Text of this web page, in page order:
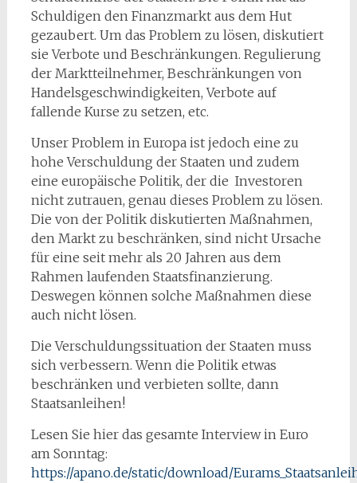
Schuldigen den Finanzmarkt aus dem Hut
gezaubert. Um das Problem zu lösen, diskutiert
sie Verbote und Beschränkungen. Regulierung
der Marktteilnehmer, Beschränkungen von
Handelsgeschwindigkeiten, Verbote auf
fallende Kurse zu setzen, etc.
Unser Problem in Europa ist jedoch eine zu
hohe Verschuldung der Staaten und zudem
eine europäische Politik, der die Investoren
nicht zutrauen, genau dieses Problem zu lösen.
Die von der Politik diskutierten Maßnahmen,
den Markt zu beschränken, sind nicht Ursache
für eine seit mehr als 20 Jahren aus dem
Rahmen laufenden Staatsfinanzierung.
Deswegen können solche Maßnahmen diese
auch nicht lösen.
Die Verschuldungssituation der Staaten muss
sich verbessern. Wenn die Politik etwas
beschränken und verbieten sollte, dann
Staatsanleihen!
Lesen Sie hier das gesamte Interview in Euro
am Sonntag:
https://apano.de/static/download/